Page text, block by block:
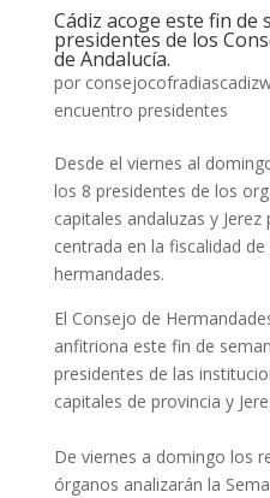
Cádiz acoge este fin de
presidentes de los
de Andalucía.
por
encuentro presidentes
Desde el viernes al
los 8 presidentes de los
capitales andaluzas y
centrada en la fiscalidad
hermandades.
El Consejo de
anfitriona este fin de
presidentes de las
capitales de provincia y
De viernes a domingo los
órganos analizarán la